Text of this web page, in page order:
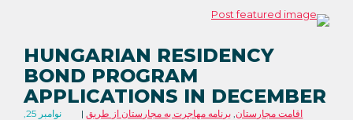
HUNGARIAN RESIDENCY
BOND PROGRAM
APPLICATIONS IN DECEMBER
نوامبر 25,
اقامت مجارستان, برنامه مهاجرت به مجارستان از طریق